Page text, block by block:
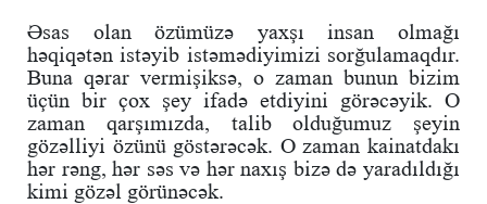
Əsas olan özümüzə yaxşı insan olmağı
həqiqətən istəyib istəmədiyimizi sorğulamaqdır.
Buna qərar vermişiksə, o zaman bunun bizim
üçün bir çox şey ifadə etdiyini görəcəyik. O
zaman qarşımızda, talib olduğumuz şeyin
gözəlliyi özünü göstərəcək. O zaman kainatdakı
hər rəng, hər səs və hər naxış bizə də yaradıldığı
kimi gözəl görünəcək.